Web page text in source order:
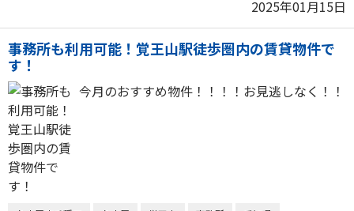
2025年01月15日
事務所も利用可能！覚王山駅徒歩圏内の賃貸物件で
す！
今月のおすすめ物件！！！！お見逃しなく！！